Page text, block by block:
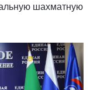
шахматную